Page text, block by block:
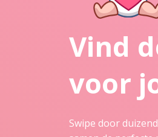
Vind
voor
Swipe door